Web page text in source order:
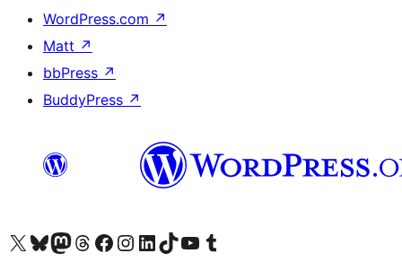
WordPress.com ↗
Matt ↗
bbPress ↗
BuddyPress ↗
Visita nuestra cuenta de X (anteriormente Twitter)
Visita nuestra cuenta de Bluesky
Visita nuestra cuenta de Mastodon
Visita nuestra cuenta de Threads
Visita nuestra página de Facebook
Visita nuestra cuenta de Instagram
Visita nuestra cuenta de LinkedIn
Visita nuestra cuenta de TikTok
Visita nuestro canal de YouTube
Visita nuestra cuenta de Tumblr